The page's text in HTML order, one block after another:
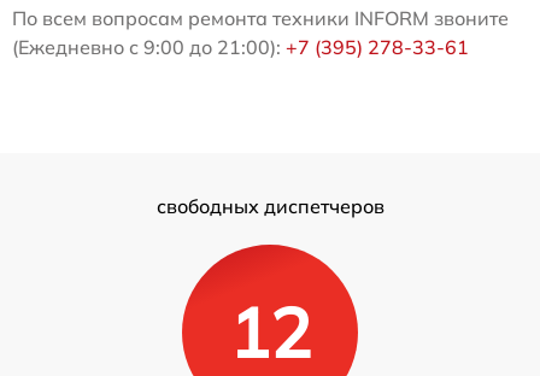
По всем вопросам ремонта техники INFORM звоните
(Ежедневно с 9:00 до 21:00): +7 (395) 278-33-61
свободных диспетчеров
12